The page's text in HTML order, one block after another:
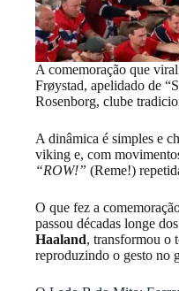
A comemoração que
Frøystad, apelidado de
Rosenborg, clube
A dinâmica é simples e
viking e, com
“ROW!” (Reme!)
O que fez a
passou décadas longe
Haaland, transformou o
reproduzindo o gesto no